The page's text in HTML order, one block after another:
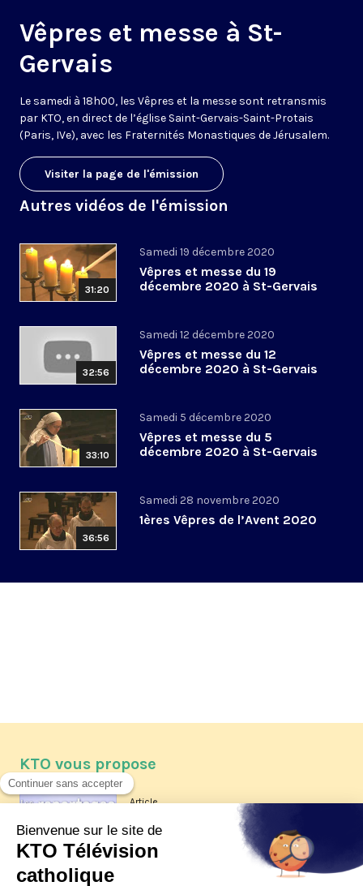
Vêpres et messe à St-
Gervais
Le samedi à 18h00, les Vêpres et la messe sont retransmis
par KTO, en direct de l’église Saint-Gervais-Saint-Protais
(Paris, IVe), avec les Fraternités Monastiques de Jérusalem.
Visiter la page de l'émission
Autres vidéos de l'émission
31:20
Samedi 19 décembre 2020
Vêpres et messe du 19
décembre 2020 à St-Gervais
32:56
Samedi 12 décembre 2020
Vêpres et messe du 12
décembre 2020 à St-Gervais
33:10
Samedi 5 décembre 2020
Vêpres et messe du 5
décembre 2020 à St-Gervais
36:56
Samedi 28 novembre 2020
1ères Vêpres de l’Avent 2020
KTO vous propose
Article
Les reportages d'été 2026 de KTO